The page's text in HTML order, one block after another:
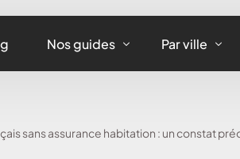
Nos guides Par ville
sans assurance habitation : un constat